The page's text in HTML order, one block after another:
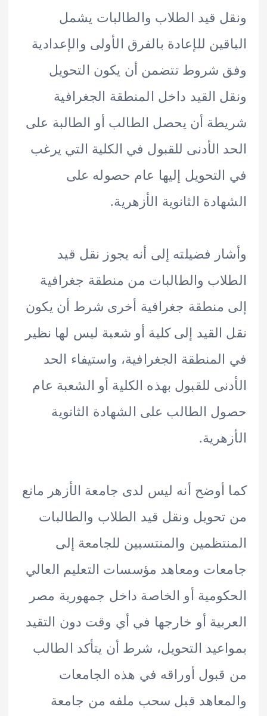
قيد الطلاب والطالبات يشمل
للإعادة بالفرق الأولى والإعدادية
شروط تتضمن أن يكون التحويل
القيد داخل المنطقة الجغرافية
أن يحصل الطالب أو الطالبة على
الأدنى للقبول في الكلية التي يرغب
إليها عام حصوله على
الثانوية الأزهرية.
فضيلته إلى أنه يجوز نقل قيد
والطالبات من منطقة جغرافية
منطقة جغرافية أخرى شرط أن يكون
إلى كلية أو شعبة ليس لها نظير
الجغرافية، واستيفاء الحد
للقبول بهذه الكلية أو الشعبة عام
الطالب على الشهادة الثانوية
أنه ليس لدى جامعة الأزهر مانع
ونقل قيد الطلاب والطالبات
والمنتسبين للجامعة إلى
ومعاهد مؤسسات التعليم العالي
أو الخاصة داخل جمهورية مصر
أو خارجها في أي وقت دون التقيد
التحويل، شرط أن يتأكد الطالب
أوراقه في هذه الجامعات
قبل سحب ملفه من جامعة